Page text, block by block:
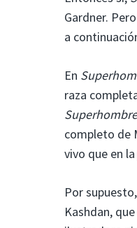
Gardner.
a
En
raza
Superhombre
completo de
vivo que en
Por
Kashdan,